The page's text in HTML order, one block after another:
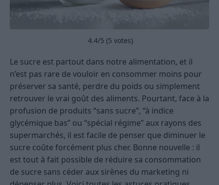
4.4/5 (5 votes)
Le sucre est partout dans notre alimentation, et il
n’est pas rare de vouloir en consommer moins pour
préserver sa santé, perdre du poids ou simplement
retrouver le vrai goût des aliments. Pourtant, face à la
profusion de produits “sans sucre”, “à indice
glycémique bas” ou “spécial régime” aux rayons des
supermarchés, il est facile de penser que diminuer le
sucre coûte forcément plus cher. Bonne nouvelle : il
est tout à fait possible de réduire sa consommation
de sucre sans céder aux sirènes du marketing ni